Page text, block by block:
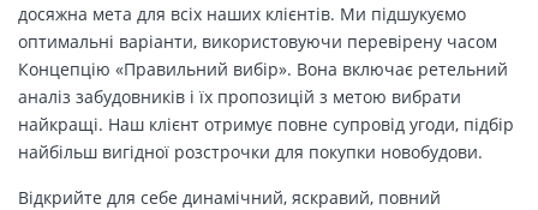
досяжна мета для всіх наших клієнтів. Ми підшукуємо
оптимальні варіанти, використовуючи перевірену часом
Концепцію «Правильний вибір». Вона включає ретельний
аналіз забудовників і їх пропозицій з метою вибрати
найкращі. Наш клієнт отримує повне супровід угоди, підбір
найбільш вигідної розстрочки для покупки новобудови.
Відкрийте для себе динамічний, яскравий, повний